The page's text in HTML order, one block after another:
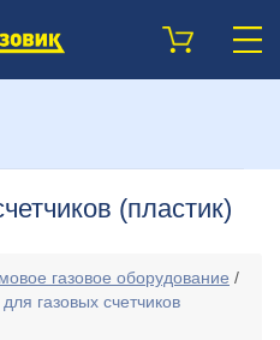
(пластик)
газовое оборудование /
газовых счетчиков